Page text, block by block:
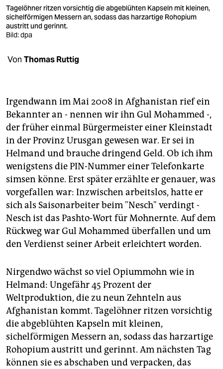
verlag
veranstaltungen
fragen & hilfe
abo
genossenschaft
epaper login
Tagelöhner ritzen vorsichtig die abgeblühten Kapseln mit kleinen,
sichelförmigen Messern an, sodass das harzartige Rohopium
austritt und gerinnt.
Bild: dpa
Von Thomas Ruttig
Irgendwann im Mai 2008 in Afghanistan rief ein
Bekannter an - nennen wir ihn Gul Mohammed -,
der früher einmal Bürgermeister einer Kleinstadt
in der Provinz Urusgan gewesen war. Er sei in
Helmand und brauche dringend Geld. Ob ich ihm
wenigstens die PIN-Nummer einer Telefonkarte
simsen könne. Erst später erzählte er genauer, was
vorgefallen war: Inzwischen arbeitslos, hatte er
sich als Saisonarbeiter beim "Nesch" verdingt -
Nesch ist das Pashto-Wort für Mohnernte. Auf dem
Rückweg war Gul Mohammed überfallen und um
den Verdienst seiner Arbeit erleichtert worden.
Nirgendwo wächst so viel Opiummohn wie in
Helmand: Ungefähr 45 Prozent der
Weltproduktion, die zu neun Zehnteln aus
Afghanistan kommt. Tagelöhner ritzen vorsichtig
die abgeblühten Kapseln mit kleinen,
sichelförmigen Messern an, sodass das harzartige
Rohopium austritt und gerinnt. Am nächsten Tag
können sie es abschaben und verpacken, das